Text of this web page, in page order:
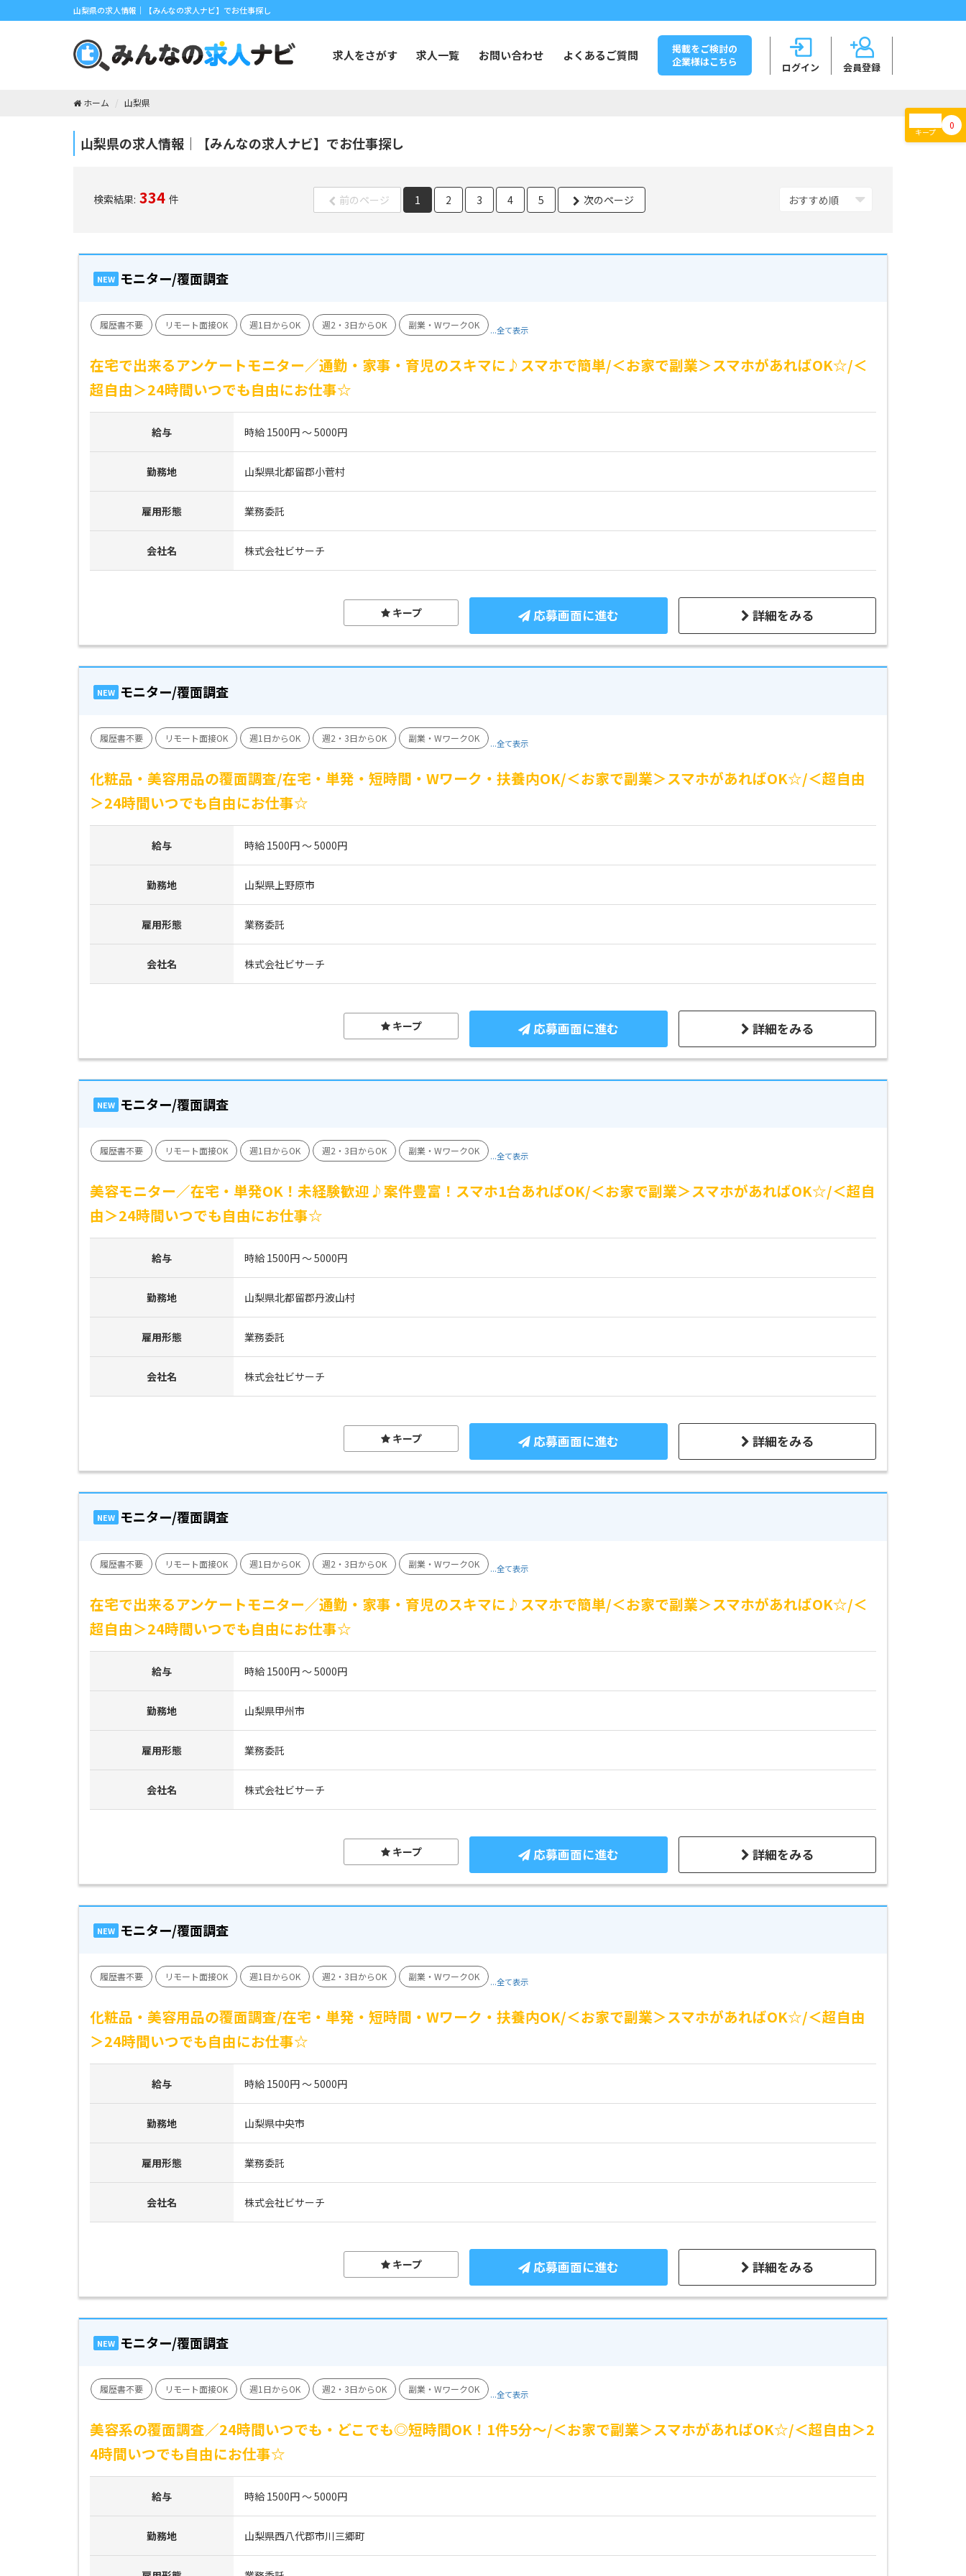
山梨県の求人情報｜【みんなの求人ナビ】でお仕事探し
会員登録
ログイン
求人をさがす 求人一覧 お問い合わせ よくあるご質問
掲載をご検討の
企業様はこちら
キープ
0
ホーム 山梨県
山梨県の求人情報｜【みんなの求人ナビ】でお仕事探し
検索結果: 334 件 前のページ 1 2 3 4 5 次のページ
NEW モニター/覆面調査
履歴書不要 リモート面接OK 週1日からOK 週2・3日からOK 副業・WワークOK ...全て表示
在宅で出来るアンケートモニター／通勤・家事・育児のスキマに♪スマホで簡単/＜お家で副業＞スマホがあればOK☆/＜
超自由＞24時間いつでも自由にお仕事☆
給与 時給 1500円 ～ 5000円
勤務地 山梨県北都留郡小菅村
雇用形態 業務委託
会社名 株式会社ビサーチ
詳細をみる
応募画面に進む
キープ
NEW モニター/覆面調査
履歴書不要 リモート面接OK 週1日からOK 週2・3日からOK 副業・WワークOK ...全て表示
化粧品・美容用品の覆面調査/在宅・単発・短時間・Wワーク・扶養内OK/＜お家で副業＞スマホがあればOK☆/＜超自由
＞24時間いつでも自由にお仕事☆
給与 時給 1500円 ～ 5000円
勤務地 山梨県上野原市
雇用形態 業務委託
会社名 株式会社ビサーチ
詳細をみる
応募画面に進む
キープ
NEW モニター/覆面調査
履歴書不要 リモート面接OK 週1日からOK 週2・3日からOK 副業・WワークOK ...全て表示
美容モニター／在宅・単発OK！未経験歓迎♪案件豊富！スマホ1台あればOK/＜お家で副業＞スマホがあればOK☆/＜超自
由＞24時間いつでも自由にお仕事☆
給与 時給 1500円 ～ 5000円
勤務地 山梨県北都留郡丹波山村
雇用形態 業務委託
会社名 株式会社ビサーチ
詳細をみる
応募画面に進む
キープ
NEW モニター/覆面調査
履歴書不要 リモート面接OK 週1日からOK 週2・3日からOK 副業・WワークOK ...全て表示
在宅で出来るアンケートモニター／通勤・家事・育児のスキマに♪スマホで簡単/＜お家で副業＞スマホがあればOK☆/＜
超自由＞24時間いつでも自由にお仕事☆
給与 時給 1500円 ～ 5000円
勤務地 山梨県甲州市
雇用形態 業務委託
会社名 株式会社ビサーチ
詳細をみる
応募画面に進む
キープ
NEW モニター/覆面調査
履歴書不要 リモート面接OK 週1日からOK 週2・3日からOK 副業・WワークOK ...全て表示
化粧品・美容用品の覆面調査/在宅・単発・短時間・Wワーク・扶養内OK/＜お家で副業＞スマホがあればOK☆/＜超自由
＞24時間いつでも自由にお仕事☆
給与 時給 1500円 ～ 5000円
勤務地 山梨県中央市
雇用形態 業務委託
会社名 株式会社ビサーチ
詳細をみる
応募画面に進む
キープ
NEW モニター/覆面調査
履歴書不要 リモート面接OK 週1日からOK 週2・3日からOK 副業・WワークOK ...全て表示
美容系の覆面調査／24時間いつでも・どこでも◎短時間OK！1件5分～/＜お家で副業＞スマホがあればOK☆/＜超自由＞2
4時間いつでも自由にお仕事☆
給与 時給 1500円 ～ 5000円
勤務地 山梨県西八代郡市川三郷町